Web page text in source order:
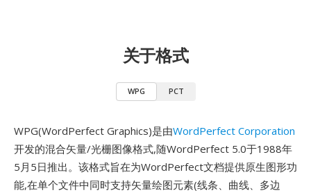
关于格式
WPG PCT
WPG(WordPerfect Graphics)是由WordPerfect Corporation
开发的混合矢量/光栅图像格式,随WordPerfect 5.0于1988年
5月5日推出。该格式旨在为WordPerfect文档提供原生图形功
能,在单个文件中同时支持矢量绘图元素(线条、曲线、多边